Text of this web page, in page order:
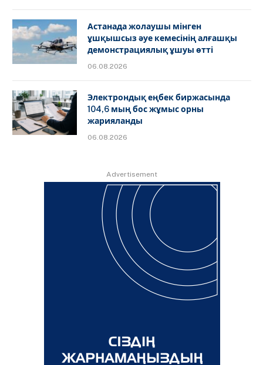
Астанада жолаушы мінген
ұшқышсыз әуе кемесінің алғашқы
демонстрациялық ұшуы өтті
06.08.2026
Электрондық еңбек биржасында
104,6 мың бос жұмыс орны
жарияланды
06.08.2026
Advertisement